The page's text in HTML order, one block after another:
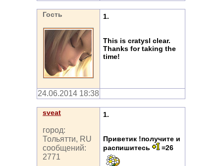
Гость 1.
This is cratysl clear.
Thanks for taking the
time!
24.06.2014 18:38
sveat
город:
Тольятти, RU
сообщений:
2771
1.
Приветик !получите и
распишитесь
=26